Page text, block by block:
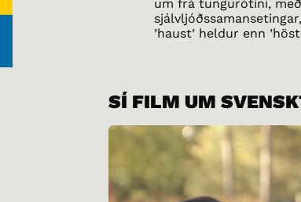
um frá tungurótini,
’haust’ heldur enn
SÍ FILM UM